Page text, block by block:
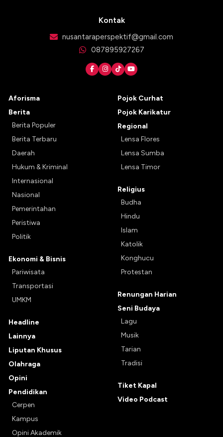
Kontak
nusantaraperspektif@gmail.com
087895927267
Aforisma
Berita
Berita Populer
Berita Terbaru
Daerah
Hukum & Kriminal
Internasional
Nasional
Pemerintahan
Peristiwa
Politik
Ekonomi & Bisnis
Pariwisata
Transportasi
UMKM
Headline
Lainnya
Liputan Khusus
Olahraga
Opini
Pendidikan
Cerpen
Kampus
Opini Akademik
Pojok Curhat
Pojok Karikatur
Regional
Lensa Flores
Lensa Sumba
Lensa Timor
Religius
Budha
Hindu
Islam
Katolik
Konghucu
Protestan
Renungan Harian
Seni Budaya
Lagu
Musik
Tarian
Tradisi
Tiket Kapal
Video Podcast